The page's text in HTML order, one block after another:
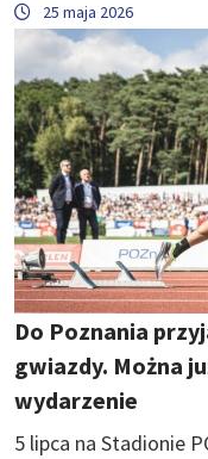
25 maja 2026
Do Poznania
gwiazdy. Można
wydarzenie
5 lipca na Stadionie